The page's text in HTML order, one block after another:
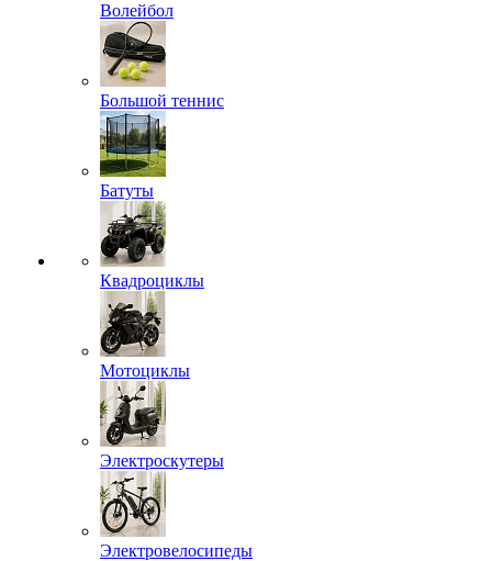
Волейбол
Большой теннис
Батуты
Квадроциклы
Мотоциклы
Электроскутеры
Электровелосипеды